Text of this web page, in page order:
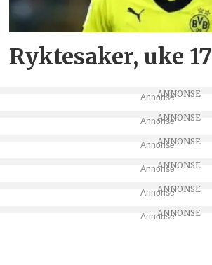
Ryktesaker, uke 17
Annonse
Annonse
Annonse
Annonse
Annonse
Annonse